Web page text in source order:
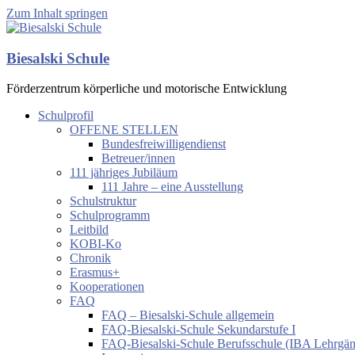
Zum Inhalt springen
Biesalski Schule
Förderzentrum körperliche und motorische Entwicklung
Schulprofil
OFFENE STELLEN
Bundesfreiwilligendienst
Betreuer/innen
111 jähriges Jubiläum
111 Jahre – eine Ausstellung
Schulstruktur
Schulprogramm
Leitbild
KOBI-Ko
Chronik
Erasmus+
Kooperationen
FAQ
FAQ – Biesalski-Schule allgemein
FAQ-Biesalski-Schule Sekundarstufe I
FAQ-Biesalski-Schule Berufsschule (IBA